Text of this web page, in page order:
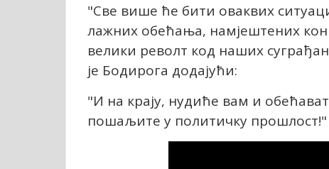
"Све више ће бити оваквих
лажних обећања, намјештених
велики револт код наших
је Бодирога додајући:
"И на крају, нудиће вам и
пошаљите у политичку прошлост!"